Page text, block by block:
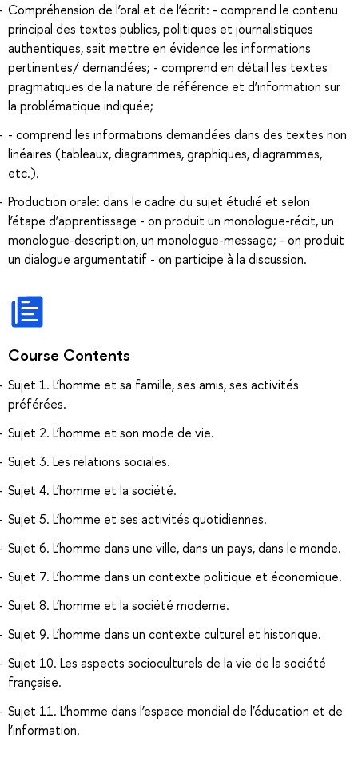
Compréhension de l’oral et de l’écrit: - comprend le contenu
principal des textes publics, politiques et journalistiques
authentiques, sait mettre en évidence les informations
pertinentes/ demandées; - comprend en détail les textes
pragmatiques de la nature de référence et d’information sur
la problématique indiquée;
- comprend les informations demandées dans des textes non
linéaires (tableaux, diagrammes, graphiques, diagrammes,
etc.).
Production orale: dans le cadre du sujet étudié et selon
l’étape d’apprentissage - on produit un monologue-récit, un
monologue-description, un monologue-message; - on produit
un dialogue argumentatif - on participe à la discussion.
Course Contents
Sujet 1. L’homme et sa famille, ses amis, ses activités
préférées.
Sujet 2. L’homme et son mode de vie.
Sujet 3. Les relations sociales.
Sujet 4. L’homme et la société.
Sujet 5. L’homme et ses activités quotidiennes.
Sujet 6. L’homme dans une ville, dans un pays, dans le monde.
Sujet 7. L’homme dans un contexte politique et économique.
Sujet 8. L’homme et la société moderne.
Sujet 9. L’homme dans un contexte culturel et historique.
Sujet 10. Les aspects socioculturels de la vie de la société
française.
Sujet 11. L’homme dans l’espace mondial de l’éducation et de
l’information.